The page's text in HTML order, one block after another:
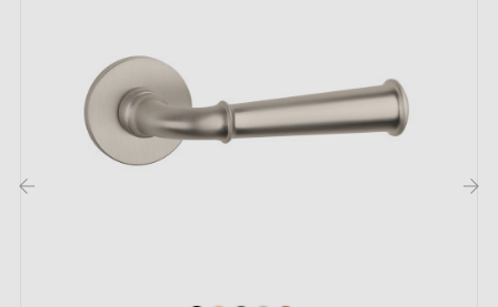
Deux tiges carrées : 7x7 mm pour la France, 8x8 mm
pour la Belgique, la Suisse et l'UE
Vis M4 pour une fixation robuste